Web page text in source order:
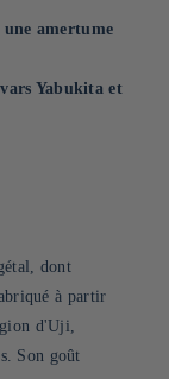
amertume
Yabukita et
dont
à partir
d'Uji,
Son goût